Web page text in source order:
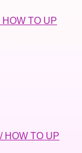
TO UP
TO UP